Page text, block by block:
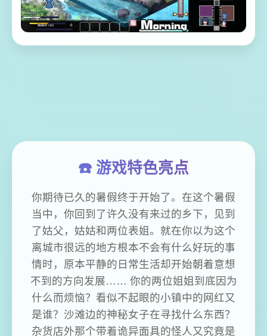
☎️ 游戏特色亮点
你期待已久的暑假终于开始了。在这个暑假
当中，你回到了许久没有来过的乡下，见到
了姑父，姑姑和两位表姐。就在你以为这个
离城市很远的地方根本不会有什么好玩的事
情时，原本平静的日常生活却开始朝着意想
不到的方向发展…… 你的两位姐姐到底因为
什么而烦恼？看似不起眼的小镇中的网红又
是谁？沙滩边的神秘女子在寻找什么东西？
杂货店外那个带着诡异面具的怪人又究竟是